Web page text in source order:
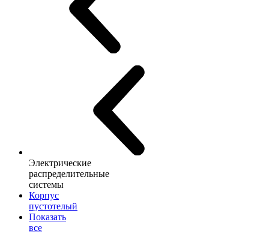
Электрические
распределительные
системы
Корпус
пустотелый
Показать
все